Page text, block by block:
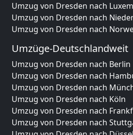
Umzug von Dresden nach
Umzug von Dresden nach
Umzug von Dresden nach
Umzüge-Deutschlandweit
Umzug von Dresden nach Berlin
Umzug von Dresden nach
Umzug von Dresden nach
Umzug von Dresden nach Köln
Umzug von Dresden nach
Umzug von Dresden nach